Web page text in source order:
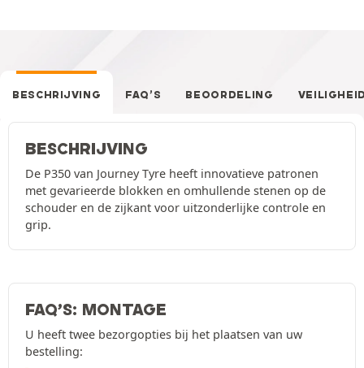
BESCHRIJVING FAQ’S BEOORDELING
BESCHRIJVING
De P350 van Journey Tyre heeft innovatieve patronen
met gevarieerde blokken en omhullende stenen op de
schouder en de zijkant voor uitzonderlijke controle en
grip.
FAQ’S: MONTAGE
U heeft twee bezorgopties bij het plaatsen van uw
bestelling: